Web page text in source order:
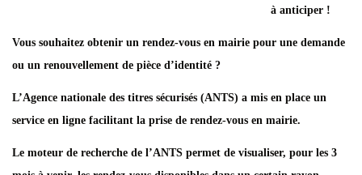
à anticiper !
Vous souhaitez obtenir un rendez-vous en mairie pour une demande
ou un renouvellement de pièce d’identité ?
L’Agence nationale des titres sécurisés (ANTS) a mis en place un
service en ligne facilitant la prise de rendez-vous en mairie.
Le moteur de recherche de l’ANTS permet de visualiser, pour les 3